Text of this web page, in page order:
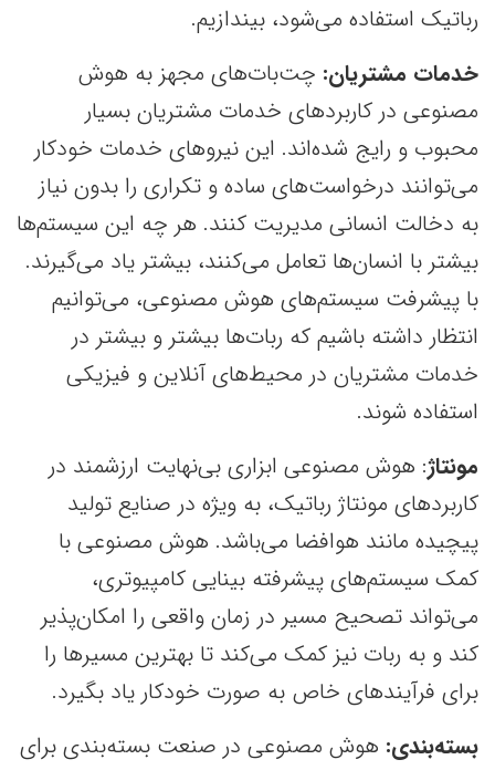
رباتیک استفاده می‌شود، بیندازیم.
خدمات مشتریان: چت‌بات‌های مجهز به هوش
مصنوعی در کاربردهای خدمات مشتریان بسیار
محبوب و رایج شده‌اند. این نیروهای خدمات خودکار
می‌توانند درخواست‌های ساده و تکراری را بدون نیاز
به دخالت انسانی مدیریت کنند. هر چه این سیستم‌ها
بیشتر با انسان‌ها تعامل می‌کنند، بیشتر یاد می‌گیرند.
با پیشرفت سیستم‌های هوش مصنوعی، می‌توانیم
انتظار داشته باشیم که ربات‌ها بیشتر و بیشتر در
خدمات مشتریان در محیط‌های آنلاین و فیزیکی
استفاده شوند.
مونتاژ: هوش مصنوعی ابزاری بی‌نهایت ارزشمند در
کاربردهای مونتاژ رباتیک، به ویژه در صنایع تولید
پیچیده مانند هوافضا می‌باشد. هوش مصنوعی با
کمک سیستم‌های پیشرفته بینایی کامپیوتری،
می‌تواند تصحیح مسیر در زمان واقعی را امکان‌پذیر
کند و به ربات نیز کمک می‌کند تا بهترین مسیرها را
برای فرآیندهای خاص به صورت خودکار یاد بگیرد.
بسته‌بندی: هوش مصنوعی در صنعت بسته‌بندی برای